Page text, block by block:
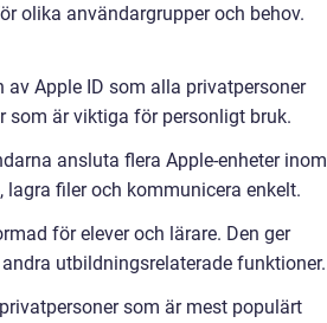
olika användargrupper och behov.
Apple ID som alla privatpersoner
som är viktiga för personligt bruk.
ansluta flera Apple-enheter inom
filer och kommunicera enkelt.
för elever och lärare. Den ger
utbildningsrelaterade funktioner.
som är mest populärt